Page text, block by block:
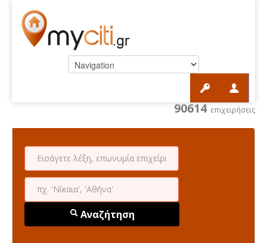
90614 επιχειρήσεις
Αναζήτηση